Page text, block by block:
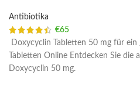
Antibiotika
€65
Doxycyclin Tabletten 50 mg für ein
Tabletten Online Entdecken Sie die
Doxycyclin 50 mg.